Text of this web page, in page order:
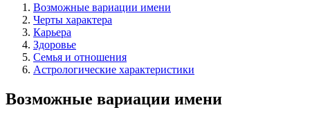
Возможные вариации имени
Черты характера
Карьера
Здоровье
Семья и отношения
Астрологические характеристики
Возможные вариации имени